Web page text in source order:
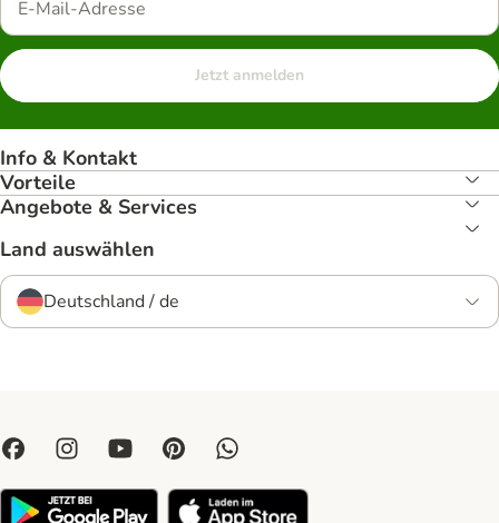
Jetzt anmelden
Info & Kontakt
Vorteile
Angebote & Services
Land auswählen
Deutschland / de